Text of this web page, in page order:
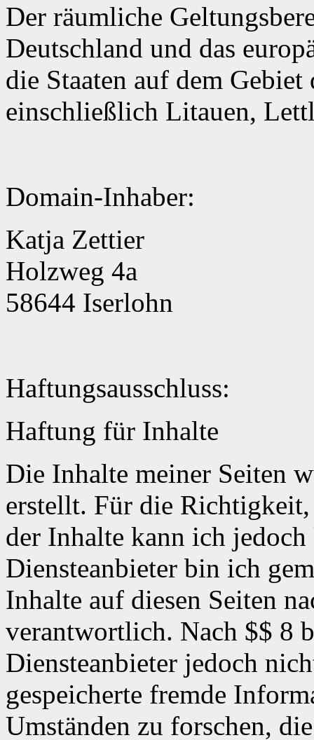
Der räumliche
Deutschland und das
die Staaten auf dem
einschließlich Litauen,
Domain-Inhaber:
Katja Zettier
Holzweg 4a
58644 Iserlohn
Haftungsausschluss:
Haftung für Inhalte
Die Inhalte meiner Seiten
erstellt. Für die
der Inhalte kann ich
Diensteanbieter bin ich
Inhalte auf diesen Seiten
verantwortlich. Nach $$ 8
Diensteanbieter jedoch
gespeicherte fremde
Umständen zu forschen,